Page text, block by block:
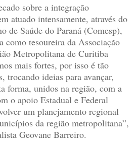
sobre a integração
atuado intensamente, através do
de Saúde do Paraná (Comesp),
como tesoureira da Associação
Metropolitana de Curitiba
mais fortes, por isso é tão
trocando ideias para avançar,
forma, unidos na região, com a
o apoio Estadual e Federal
um planejamento regional
da região metropolitana”,
Geovane Barreiro.